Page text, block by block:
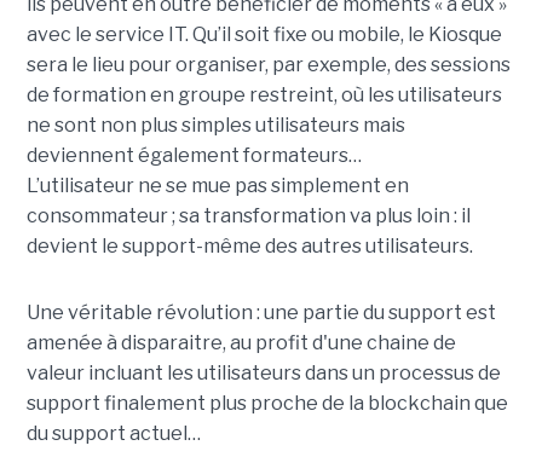
avec le service IT. Qu’il soit fixe ou mobile, le Kiosque
sera le lieu pour organiser, par exemple, des sessions
de formation en groupe restreint, où les utilisateurs
ne sont non plus simples utilisateurs mais
deviennent également formateurs…
L’utilisateur ne se mue pas simplement en
consommateur ; sa transformation va plus loin : il
devient le support-même des autres utilisateurs.
Une véritable révolution : une partie du support est
amenée à disparaitre, au profit d'une chaine de
valeur incluant les utilisateurs dans un processus de
support finalement plus proche de la blockchain que
du support actuel…